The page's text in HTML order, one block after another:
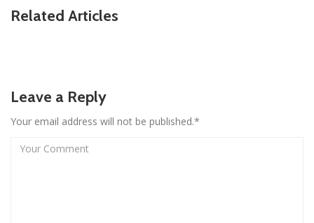
Related Articles
Leave a Reply
Your email address will not be published.*